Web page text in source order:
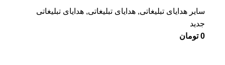
سایر هدایای تبلیغاتی, هدایای تبلیغاتی, هدایای تبلیغاتی
جدید
0 تومان